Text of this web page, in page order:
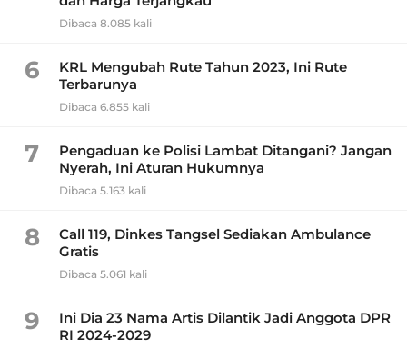
Dibaca 8.085 kali
6
KRL Mengubah Rute Tahun 2023, Ini Rute
Terbarunya
Dibaca 6.855 kali
7
Pengaduan ke Polisi Lambat Ditangani? Jangan
Nyerah, Ini Aturan Hukumnya
Dibaca 5.163 kali
8
Call 119, Dinkes Tangsel Sediakan Ambulance
Gratis
Dibaca 5.061 kali
9
Ini Dia 23 Nama Artis Dilantik Jadi Anggota DPR
RI 2024-2029